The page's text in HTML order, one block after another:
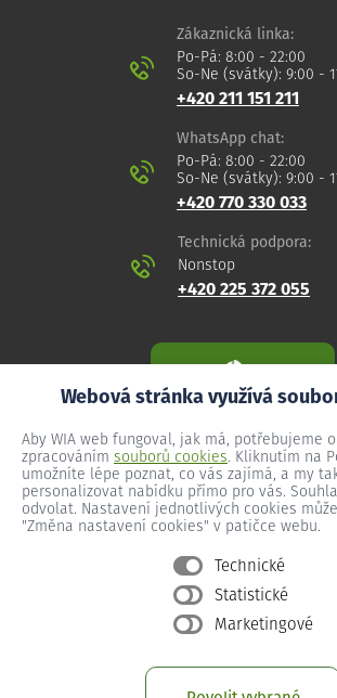
Webová stránka využívá
Aby WIA web fungoval, jak má, potřebujeme
zpracováním souborů cookies. Kliknutím na
umožníte lépe poznat, co vás zajímá, a my
personalizovat nabídku přímo pro vás.
odvolat. Nastavení jednotlivých cookies
"Změna nastavení cookies" v patičce webu.
Technické
Statistické
Marketingové
Zákaznická linka:
Po-Pá: 8:00 - 22:00
So-Ne (svátky): 9:00 -
+420 211 151 211
WhatsApp chat:
Po-Pá: 8:00 - 22:00
So-Ne (svátky): 9:00 -
+420 770 330 033
Technická podpora:
Nonstop
+420 225 372 055
Všeobecné podmínky
Ochrana osobních údajů
Změna nastavení cookies